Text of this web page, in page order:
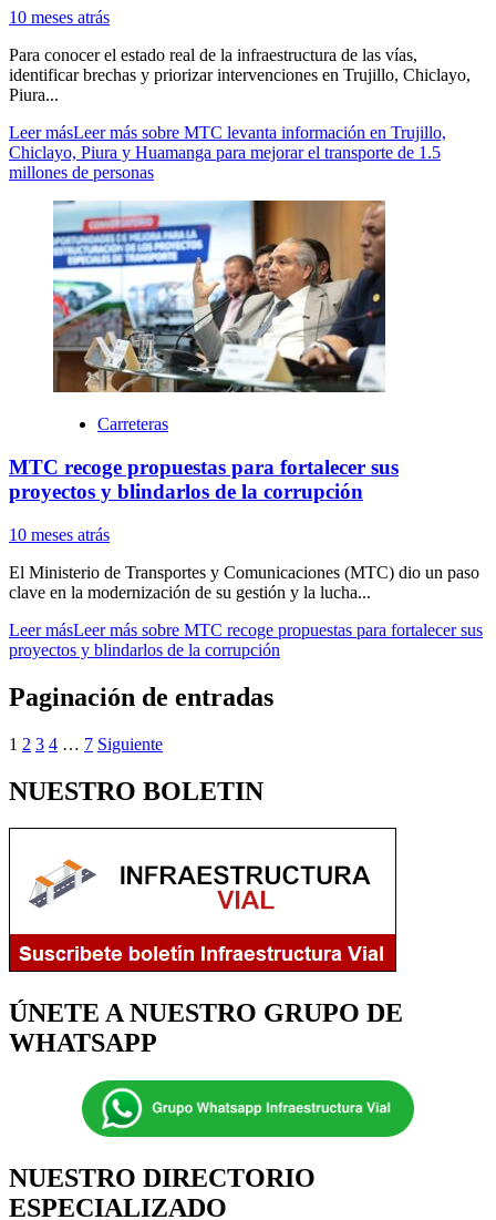
10 meses atrás
Para conocer el estado real de la infraestructura de las vías,
identificar brechas y priorizar intervenciones en Trujillo, Chiclayo,
Piura...
Leer másLeer más sobre MTC levanta información en Trujillo,
Chiclayo, Piura y Huamanga para mejorar el transporte de 1.5
millones de personas
Carreteras
MTC recoge propuestas para fortalecer sus
proyectos y blindarlos de la corrupción
10 meses atrás
El Ministerio de Transportes y Comunicaciones (MTC) dio un paso
clave en la modernización de su gestión y la lucha...
Leer másLeer más sobre MTC recoge propuestas para fortalecer sus
proyectos y blindarlos de la corrupción
Paginación de entradas
1 2 3 4 … 7 Siguiente
NUESTRO BOLETIN
ÚNETE A NUESTRO GRUPO DE
WHATSAPP
NUESTRO DIRECTORIO
ESPECIALIZADO